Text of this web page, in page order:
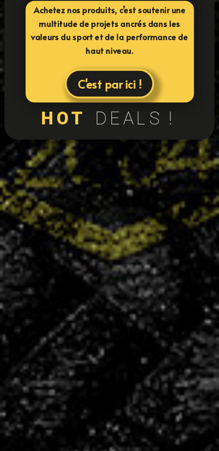
Achetez nos produits, c’est soutenir une
multitude de projets ancrés dans les
valeurs du sport et de la performance de
haut niveau.
C'est par ici !
HOT DEALS !
24
équipes
+400
licenciés
+100
partenaires
50
bénévoles